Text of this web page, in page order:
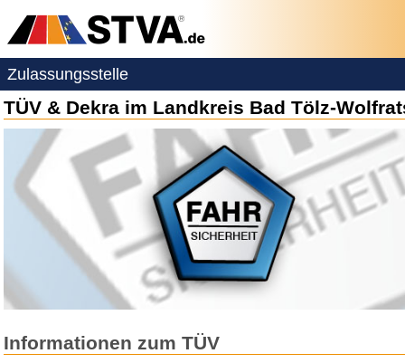
Zulassungsstelle
TÜV & Dekra im Landkreis Bad Tölz-
Informationen zum TÜV